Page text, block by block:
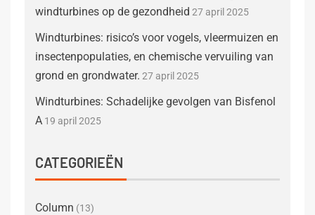
windturbines op de gezondheid 27 april 2025
Windturbines: risico’s voor vogels, vleermuizen en
insectenpopulaties, en chemische vervuiling van
grond en grondwater. 27 april 2025
Windturbines: Schadelijke gevolgen van Bisfenol
A 19 april 2025
CATEGORIEËN
Column (13)